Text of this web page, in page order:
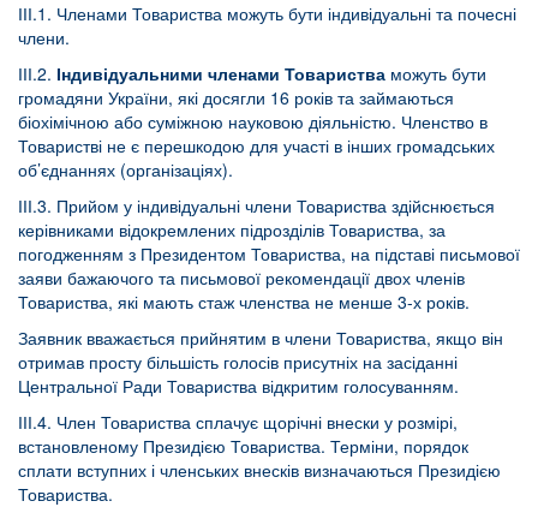
ІІІ.1. Членами Товариства можуть бути індивідуальні та почесні
члени.
ІІІ.2. Індивідуальними членами Товариства можуть бути
громадяни України, які досягли 16 років та займаються
біохімічною або суміжною науковою діяльністю. Членство в
Товаристві не є перешкодою для участі в інших громадських
об’єднаннях (організаціях).
ІІІ.3. Прийом у індивідуальні члени Товариства здійснюється
керівниками відокремлених підрозділів Товариства, за
погодженням з Президентом Товариства, на підставі письмової
заяви бажаючого та письмової рекомендації двох членів
Товариства, які мають стаж членства не менше 3-х років.
Заявник вважається прийнятим в члени Товариства, якщо він
отримав просту більшість голосів присутніх на засіданні
Центральної Ради Товариства відкритим голосуванням.
ІІІ.4. Член Товариства сплачує щорічні внески у розмірі,
встановленому Президією Товариства. Терміни, порядок
сплати вступних і членських внесків визначаються Президією
Товариства.